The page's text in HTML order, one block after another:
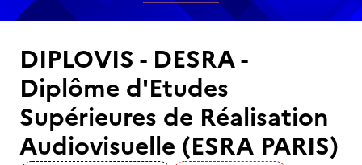
DIPLOVIS - DESRA -
Diplôme d'Etudes
Supérieures de Réalisation
Audiovisuelle (ESRA PARIS)